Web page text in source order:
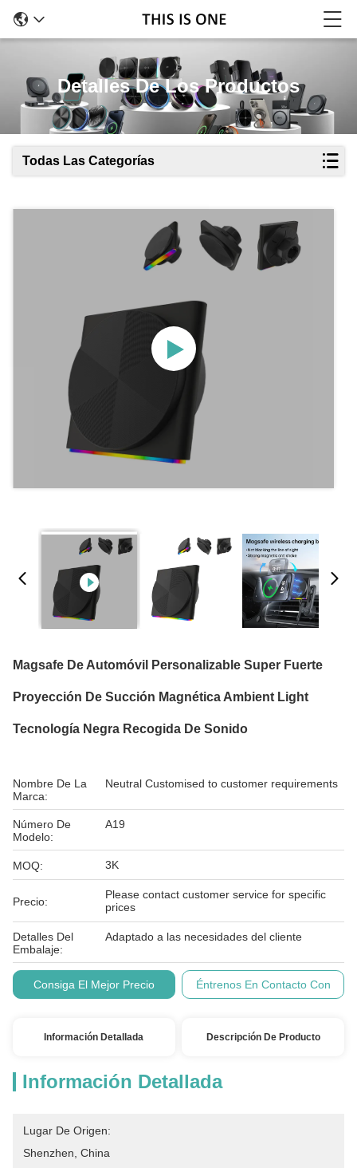
Detalles De Los Productos
Todas Las Categorías
Magsafe De Automóvil Personalizable Super Fuerte
Proyección De Succión Magnética Ambient Light
Tecnología Negra Recogida De Sonido
Nombre De La
Marca:
Neutral Customised to customer requirements
Número De
Modelo:
A19
MOQ: 3K
Precio:
Please contact customer service for specific
prices
Detalles Del
Embalaje:
Adaptado a las necesidades del cliente
Condiciones De
Pago:Consiga El Mejor Precio Éntrenos En Contacto Con
Información Detallada Descripción De Producto
Información Detallada
Lugar De Origen:
Shenzhen, China